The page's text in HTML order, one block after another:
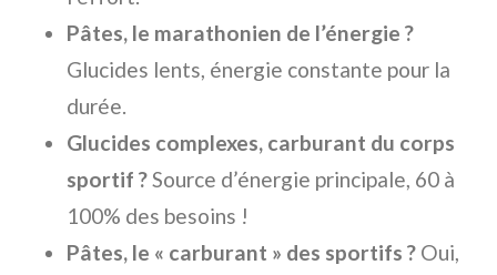
Pâtes, le marathonien de l’énergie ?
Glucides lents, énergie constante pour la
durée.
Glucides complexes, carburant du corps
sportif ?Source d’énergie principale, 60 à
100% des besoins !
Pâtes, le « carburant » des sportifs ? Oui,